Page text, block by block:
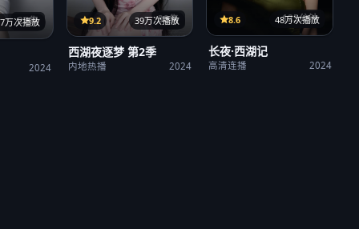
27集
万次播放
2024
38集
9.2 39万次播放
西湖夜逐梦 第2季
内地热播 2024
125分钟
8.6 48万次播放
长夜·西湖记
高清连播 2024